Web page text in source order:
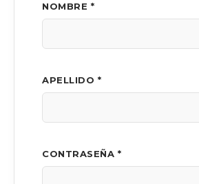
NOMBRE *
APELLIDO *
CONTRASEÑA *